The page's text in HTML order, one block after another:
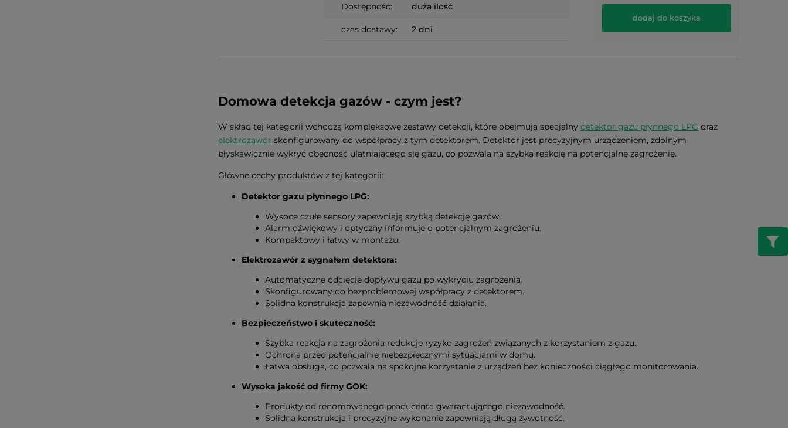
Dostępność: duża ilość
czas dostawy: 2 dni
dodaj do koszyka
Domowa detekcja gazów - czym jest?
W skład tej kategorii wchodzą kompleksowe zestawy detekcji, które obejmują specjalny detektor gazu płynnego LPG oraz
elektrozawór skonfigurowany do współpracy z tym detektorem. Detektor jest precyzyjnym urządzeniem, zdolnym
błyskawicznie wykryć obecność ulatniającego się gazu, co pozwala na szybką reakcję na potencjalne zagrożenie.
Główne cechy produktów z tej kategorii:
Detektor gazu płynnego LPG:
Wysoce czułe sensory zapewniają szybką detekcję gazów.
Alarm dźwiękowy i optyczny informuje o potencjalnym zagrożeniu.
Kompaktowy i łatwy w montażu.
Elektrozawór z sygnałem detektora:
Automatyczne odcięcie dopływu gazu po wykryciu zagrożenia.
Skonfigurowany do bezproblemowej współpracy z detektorem.
Solidna konstrukcja zapewnia niezawodność działania.
Bezpieczeństwo i skuteczność:
Szybka reakcja na zagrożenia redukuje ryzyko zagrożeń związanych z korzystaniem z gazu.
Ochrona przed potencjalnie niebezpiecznymi sytuacjami w domu.
Łatwa obsługa, co pozwala na spokojne korzystanie z urządzeń bez konieczności ciągłego monitorowania.
Wysoka jakość od firmy GOK:
Produkty od renomowanego producenta gwarantującego niezawodność.
Solidna konstrukcja i precyzyjne wykonanie zapewniają długą żywotność.